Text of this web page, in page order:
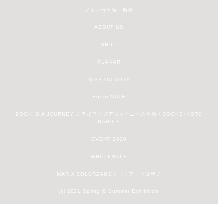
メルマガ登録・解除
ABOUT US
SHOP
PLANAR
MISSION NOTE
Bodhi MATE
BOOK IS A JOURNEY! / ライフイズアジャーニーの本棚 / BOOKS+KOTO
BANOIE
EVENT 2020
WHOLESALE
MARIA SOLORZANO / マリア・ソロザノ
jiji 2021 Spring & Summer Exhibition